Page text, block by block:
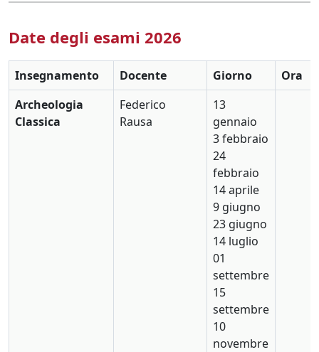
Date degli esami 2026
Insegnamento Docente Giorno
Ora
Archeologia
Classica
Federico
Rausa
13
gennaio
3 febbraio
24
febbraio
14 aprile
9 giugno
23 giugno
14 luglio
01
settembre
15
settembre
10
novembre